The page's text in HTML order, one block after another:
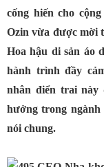
cống hiến cho
Ozin vừa được mời
Hoa hậu di sản áo
hành trình đầy
nhân điển trai này
hưởng trong ngành
nói chung.